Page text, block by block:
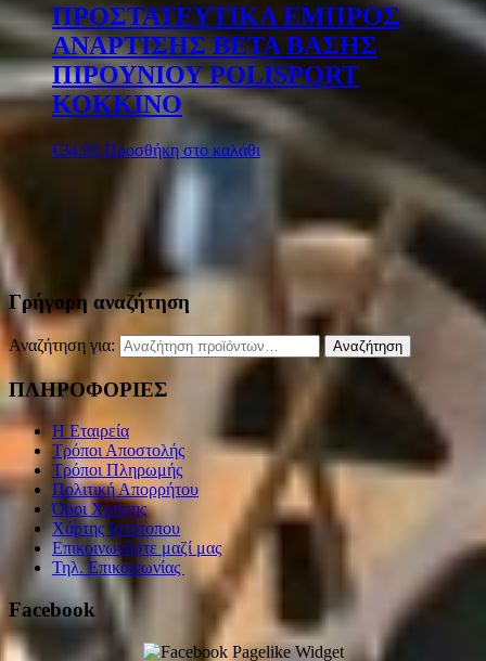
ΠΡΟΣΤΑΤΕΥΤΙΚΑ ΕΜΠΡΟΣ
ΑΝΑΡΤΙΣΗΣ BETA ΒΑΣΗΣ
ΠΙΡΟΥΝΙΟΥ POLISPORT
ΚΟΚΚΙΝΟ
€34.95 Προσθήκη στο καλάθι
Γρήγορη αναζήτηση
Αναζήτηση για: Αναζήτηση
ΠΛΗΡΟΦΟΡΙΕΣ
Η Εταιρεία
Τρόποι Αποστολής
Τρόποι Πληρωμής
Πολιτική Απορρήτου
Όροι Χρήσης
Χάρτης Ιστότοπου
Επικοινωνήστε μαζί μας
Τηλ. Επικοινωνίας
Facebook